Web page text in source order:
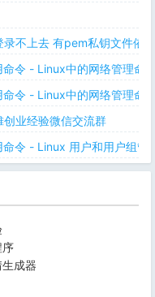
不上去 有pem私钥文件依
令 - Linux中的网络管理命
令 - Linux中的网络管理命
业经验微信交流群
令 - Linux 用户和用户组管
序
成器